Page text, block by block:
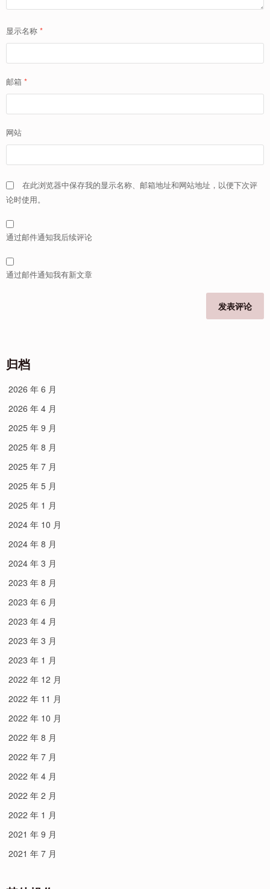
显示名称 *
邮箱 *
网站
在此浏览器中保存我的显示名称、邮箱地址和网站地址，以便下次评
论时使用。
通过邮件通知我后续评论
通过邮件通知我有新文章
归档
2026 年 6 月
2026 年 4 月
2025 年 9 月
2025 年 8 月
2025 年 7 月
2025 年 5 月
2025 年 1 月
2024 年 10 月
2024 年 8 月
2024 年 3 月
2023 年 8 月
2023 年 6 月
2023 年 4 月
2023 年 3 月
2023 年 1 月
2022 年 12 月
2022 年 11 月
2022 年 10 月
2022 年 8 月
2022 年 7 月
2022 年 4 月
2022 年 2 月
2022 年 1 月
2021 年 9 月
2021 年 7 月